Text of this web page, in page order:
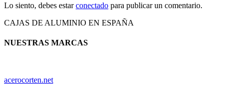
Lo siento, debes estarconectado para publicar un comentario.
CAJAS DE ALUMINIO EN ESPAÑA
NUESTRAS MARCAS
acerocorten.net